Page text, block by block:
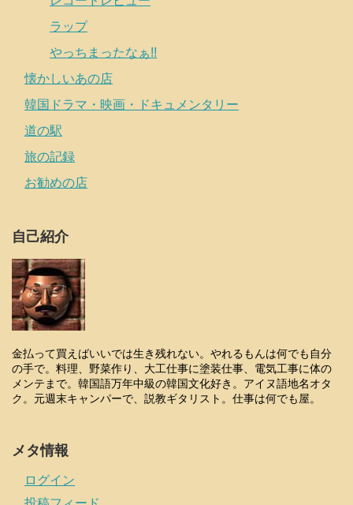
ラップ
やっちまったなぁ!!
懐かしいあの店
韓国ドラマ・映画・ドキュメンタリー
道の駅
旅の記録
お勧めの店
自己紹介
金払って買えばいいでは生き残れない。やれるもんは何でも自分
の手で。料理、野菜作り、大工仕事に塗装仕事、電気工事に体の
メンテまで。韓国語万年中級の韓国文化好き。アイヌ語地名オタ
ク。元週末キャンパーで、説教ギタリスト。仕事は何でも屋。
メタ情報
ログイン